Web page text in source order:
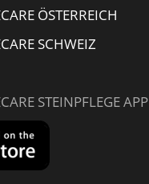
ÖSTERREICH
SCHWEIZ
STEINPFLEGE APP